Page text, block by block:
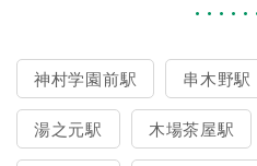
神村学園前駅 串木野駅
湯之元駅 木場茶屋駅